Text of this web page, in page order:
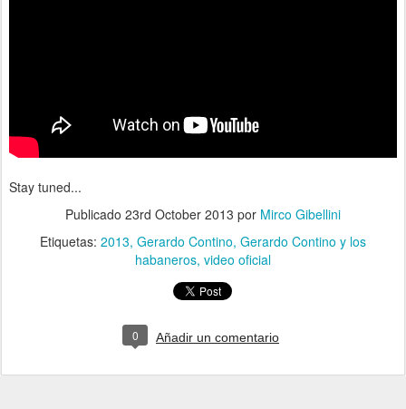
Stay tuned...
Publicado 23rd October 2013 por Mirco Gibellini
Etiquetas: 2013 Gerardo Contino Gerardo Contino y los
habaneros video oficial
0 Añadir un comentario